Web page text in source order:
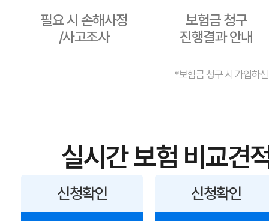
필요 시 손해사정
/사고조사
보험금 청구
진행결과 안내
*보험금 청구 시 가입하
실시간 보험 비교견
신청확인 신청확인